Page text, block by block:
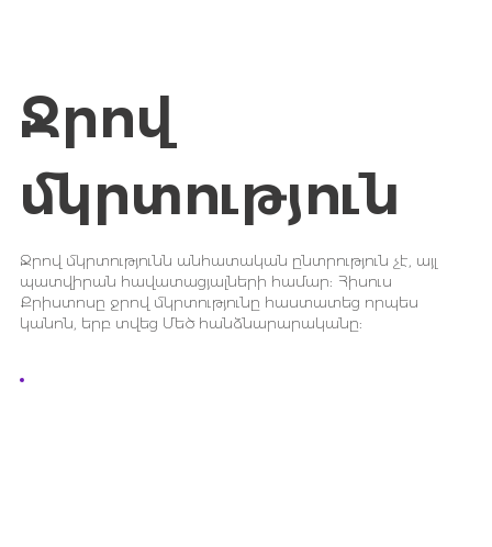
Ջրով
մկրտություն
Ջրով մկրտությունն անհատական ընտրություն չէ, այլ
պատվիրան հավատացյալների համար: Հիսուս
Քրիստոսը ջրով մկրտությունը հաստատեց որպես
կանոն, երբ տվեց Մեծ հանձնարարականը: